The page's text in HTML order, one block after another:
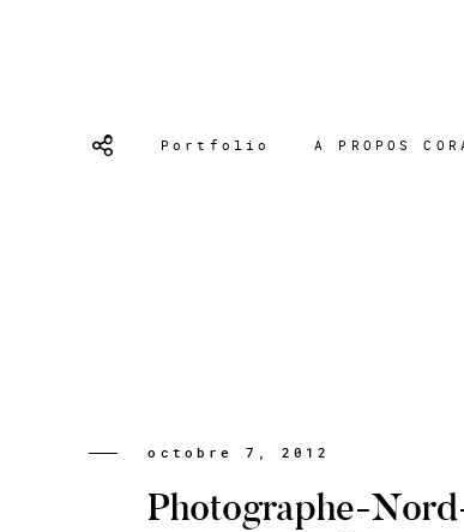
Portfolio A PROPOS
octobre 7, 2012
Photographe-